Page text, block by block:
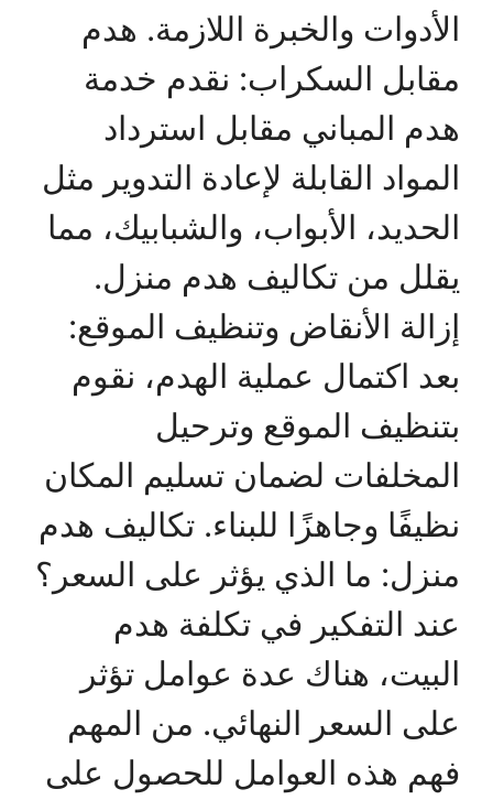
الأدوات والخبرة اللازمة. هدم
مقابل السكراب: نقدم خدمة
هدم المباني مقابل استرداد
المواد القابلة لإعادة التدوير مثل
الحديد، الأبواب، والشبابيك، مما
يقلل من تكاليف هدم منزل.
إزالة الأنقاض وتنظيف الموقع:
بعد اكتمال عملية الهدم، نقوم
بتنظيف الموقع وترحيل
المخلفات لضمان تسليم المكان
نظيفًا وجاهزًا للبناء. تكاليف هدم
منزل: ما الذي يؤثر على السعر؟
عند التفكير في تكلفة هدم
البيت، هناك عدة عوامل تؤثر
على السعر النهائي. من المهم
فهم هذه العوامل للحصول على